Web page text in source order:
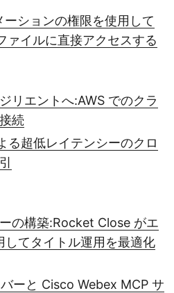
ションの権限を使用して
ァイルに直接アクセスする
リエントへ:AWS でのクラ
続
る超低レイテンシーのクロ
の構築:Rocket Close がエ
してタイトル運用を最適化
ーと Cisco Webex MCP サ